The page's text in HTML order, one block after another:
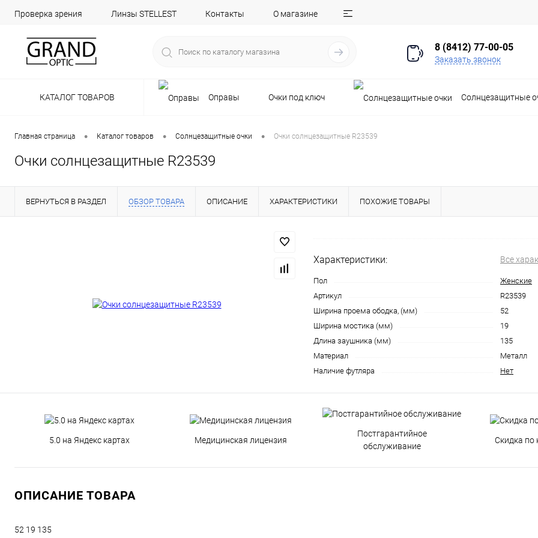
Проверка зрения Линзы STELLEST Контакты О магазине
8 (8412) 77-00-05
Заказать звонок
КАТАЛОГ ТОВАРОВ Оправы Очки под ключ Солнцезащитные
Главная страница • Каталог товаров • Солнцезащитные очки • Очки солнцезащитные R23539
Очки солнцезащитные R23539
ВЕРНУТЬСЯ В РАЗДЕЛ ОБЗОР ТОВАРА ОПИСАНИЕ ХАРАКТЕРИСТИКИ ПОХОЖИЕ ТОВАРЫ
Характеристики: Все
Пол
Женские
Артикул
R23539
Ширина проема ободка, (мм)
52
Ширина мостика (мм)
19
Длина заушника (мм)
135
Материал
Металл
Наличие футляра
Нет
5.0 на Яндекс картах Медицинская лицензия
Постгарантийное
обслуживание
Скидка по
ОПИСАНИЕ ТОВАРА
52 19 135